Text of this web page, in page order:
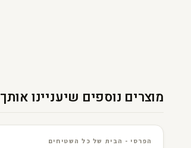
מוצרים נוספים שיעניינו אותך
3D · AR הפרסי - הבית של כל השטיחים
הפרסי - הבית של כל השטיחים